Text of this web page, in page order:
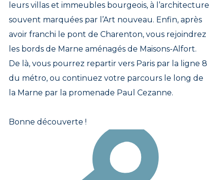
leurs villas et immeubles bourgeois, à l’architecture
souvent marquées par l’Art nouveau. Enfin, après
avoir franchi le pont de Charenton, vous rejoindrez
les bords de Marne aménagés de Maisons-Alfort.
De là, vous pourrez repartir vers Paris par la ligne 8
du métro, ou continuez votre parcours le long de
la Marne par la promenade Paul Cezanne.
Bonne découverte !